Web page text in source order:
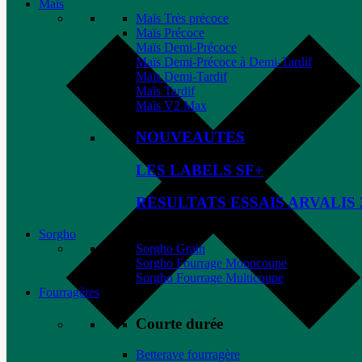
Maïs
Maïs Très précoce
Maïs Précoce
Maïs Demi-Précoce
Maïs Demi-Précoce à Demi-Tardif
Maïs Demi-Tardif
Maïs Tardif
Maïs V2 Max
NOUVEAUTES
LES LABELS SF+
RESULTATS ESSAIS ARVALIS
Sorgho
Sorgho Grain
Sorgho Fourrage Monocoupe
Sorgho Fourrage Multicoupe
Fourragères
Courte durée
Betterave fourragère